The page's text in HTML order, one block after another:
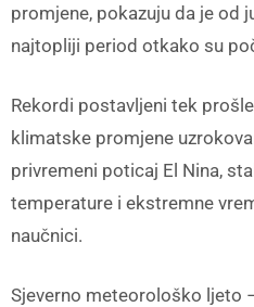
promjene, pokazuju da je od
najtopliji period otkako su
Rekordi postavljeni tek
klimatske promjene
privremeni poticaj El Nina,
temperature i ekstremne
naučnici.
Sjeverno meteorološko ljeto